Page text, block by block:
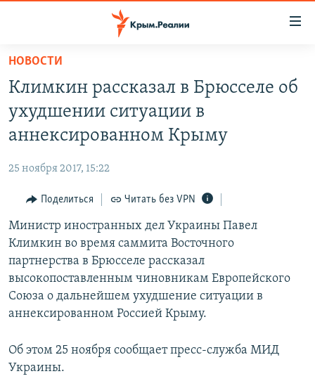
Вернуться
основному
содержанию
Вернутся
главной
навигации
Вернутся
поиску
СПЕЦПРОЕКТЫ
11 ЛЕТ ОККУПАЦИИ КРЫМА. 11 ИСТОРИЙ СОПРОТИВЛЕНИЯ
ВОДА
ЕЩЕ
ИНТЕРАКТИВ
ИНФОГРАФИКА
ТЕЛЕПРОЕКТ КРЫМ.РЕАЛИИ
СОВЕТЫ ПРАВОЗАЩИТНИКОВ
ПРОПАВШИЕ БЕЗ ВЕСТИ
КРЫМ.НЕПОКОРЕННЫЙ
РАДІО СВОБОДА
КАК ОБОЙТИ БЛОКИРОВКУ
Українською
Qırımtatar
НОВОСТИ
Климкин рассказал в Брюсселе об
ухудшении ситуации в
аннексированном Крыму
25 ноября 2017, 15:22
Поделиться Читать без VPN
Министр иностранных дел Украины Павел
Климкин во время саммита Восточного
партнерства в Брюсселе рассказал
высокопоставленным чиновникам Европейского
Союза о дальнейшем ухудшение ситуации в
аннексированном Россией Крыму.
Об этом 25 ноября сообщает пресс-служба МИД
Украины.